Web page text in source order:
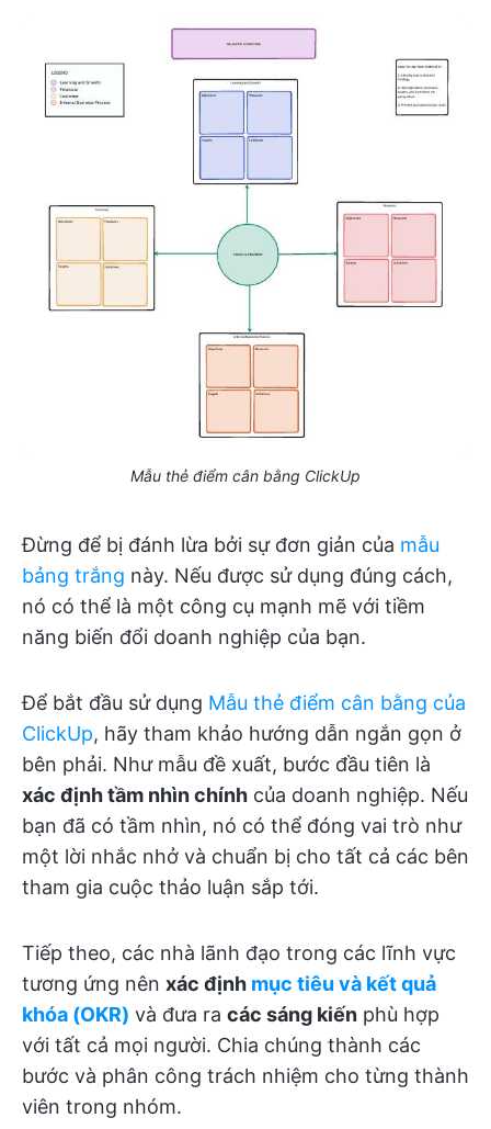
Mẫu thẻ điểm cân bằng ClickUp
Đừng để bị đánh lừa bởi sự đơn giản của mẫu
bảng trắng này. Nếu được sử dụng đúng cách,
nó có thể là một công cụ mạnh mẽ với tiềm
năng biến đổi doanh nghiệp của bạn.
Để bắt đầu sử dụng Mẫu thẻ điểm cân bằng của
ClickUp, hãy tham khảo hướng dẫn ngắn gọn ở
bên phải. Như mẫu đề xuất, bước đầu tiên là
xác định tầm nhìn chính của doanh nghiệp. Nếu
bạn đã có tầm nhìn, nó có thể đóng vai trò như
một lời nhắc nhở và chuẩn bị cho tất cả các bên
tham gia cuộc thảo luận sắp tới.
Tiếp theo, các nhà lãnh đạo trong các lĩnh vực
tương ứng nên xác định mục tiêu và kết quả
khóa (OKR) và đưa ra các sáng kiến phù hợp
với tất cả mọi người. Chia chúng thành các
bước và phân công trách nhiệm cho từng thành
viên trong nhóm.